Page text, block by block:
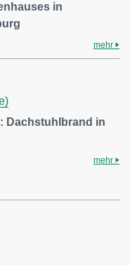
in
mehr
Dachstuhlbrand in
mehr